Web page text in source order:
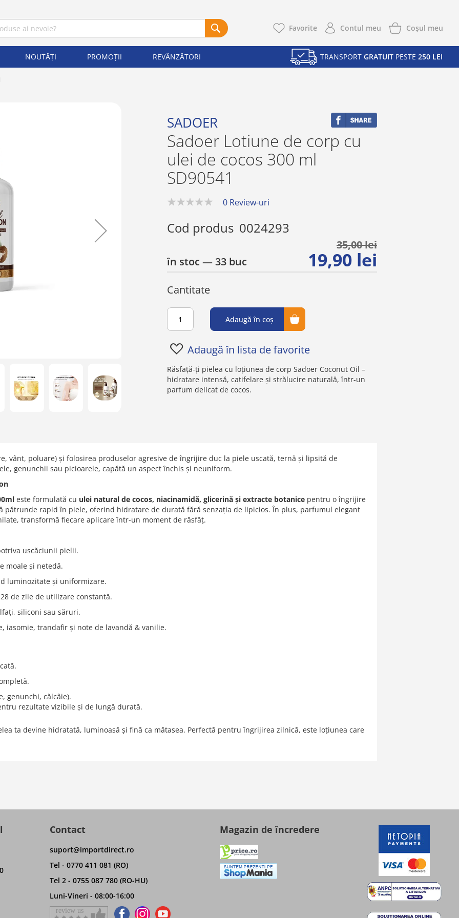
Favorite Contul meu Coşul meu
NOUTĂȚI PROMOȚII REVÂNZĂTORI TRANSPORT GRATUIT PESTE 250 LEI
SADOER
Sadoer Lotiune de corp cu
ulei de cocos 300 ml
SD90541
0 Review-uri
în stoc — 33 buc
Cod produs 0024293
19,90 lei
35,00 lei
Cantitate
Adaugă în coș
Adaugă în lista de favorite
Răsfață-ți pielea cu loțiunea de corp Sadoer Coconut Oil –
hidratare intensă, catifelare și strălucire naturală, într-un
parfum delicat de cocos.
vânt, poluare) și folosirea produselor agresive de îngrijire duc la piele uscată, ternă și lipsită de
genunchii sau picioarele, capătă un aspect închis și neuniform.
este formulată cu ulei natural de cocos, niacinamidă, glicerină și extracte botanice pentru o îngrijire
pătrunde rapid în piele, oferind hidratare de durată fără senzația de lipicios. În plus, parfumul elegant
transformă fiecare aplicare într-un moment de răsfăț.
uscăciunii pielii.
moale și netedă.
luminozitate și uniformizare.
de zile de utilizare constantă.
siliconi sau săruri.
iasomie, trandafir și note de lavandă & vanilie.
genunchi, călcâie).
rezultate vizibile și de lungă durată.
ta devine hidratată, luminoasă și fină ca mătasea. Perfectă pentru îngrijirea zilnică, este loțiunea care
Contact
suport@importdirect.ro
Tel - 0770 411 081 (RO)
Tel 2 - 0755 087 780 (RO-HU)
Luni-Vineri - 08:00-16:00
Magazin de încredere